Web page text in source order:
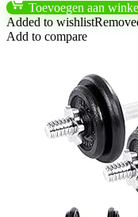
Toevoegen aan
Added to wishlist
Add to compare